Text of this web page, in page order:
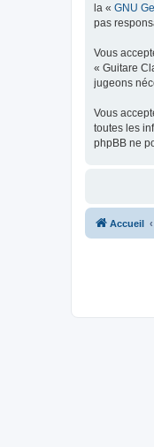
la « GNU
pas
Vous
« Guitare
jugeons
Vous
toutes les
phpBB ne
Accueil